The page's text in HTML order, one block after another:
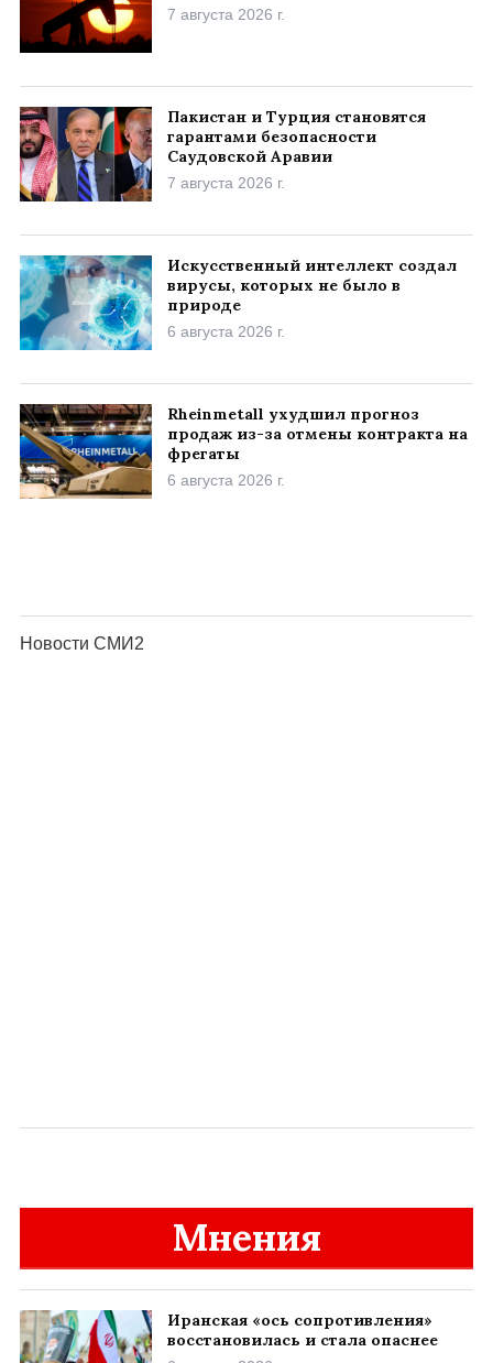
7 августа 2026 г.
Пакистан и Турция становятся
гарантами безопасности
Саудовской Аравии
7 августа 2026 г.
Искусственный интеллект создал
вирусы, которых не было в
природе
6 августа 2026 г.
Rheinmetall ухудшил прогноз
продаж из-за отмены контракта на
фрегаты
6 августа 2026 г.
Мнения
Иранская «ось сопротивления»
восстановилась и стала опаснее